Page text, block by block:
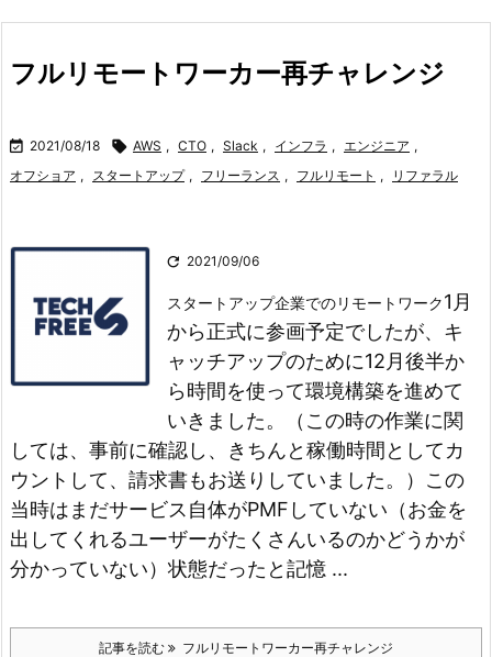
フルリモートワーカー再チャレンジ
 2021/08/18  AWS , CTO , Slack , インフラ , エンジニア ,
オフショア , スタートアップ , フリーランス , フルリモート , リファラル
 2021/09/06
スタートアップ企業でのリモートワーク1月
から正式に参画予定でしたが、キ
ャッチアップのために12月後半か
ら時間を使って環境構築を進めて
いきました。（この時の作業に関
しては、事前に確認し、きちんと稼働時間としてカ
ウントして、請求書もお送りしていました。） この
当時はまだサービス自体がPMFしていない（お金を
出してくれるユーザーがたくさんいるのかどうかが
分かっていない）状態だったと記憶 ...
記事を読む フルリモートワーカー再チャレンジ